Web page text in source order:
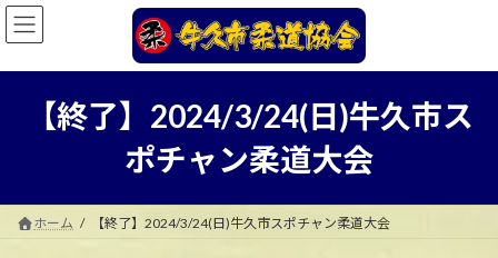
コ
ン
ン
プ
ナ
ビ
ー
動
【終了】2024/3/24(日)牛久市ス
ポチャン柔道大会
ホーム 【終了】2024/3/24(日)牛久市スポチャン柔道大会